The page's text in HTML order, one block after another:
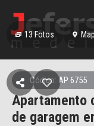
13 Fotos
Código: AP 6755
Apartamento
de garagem